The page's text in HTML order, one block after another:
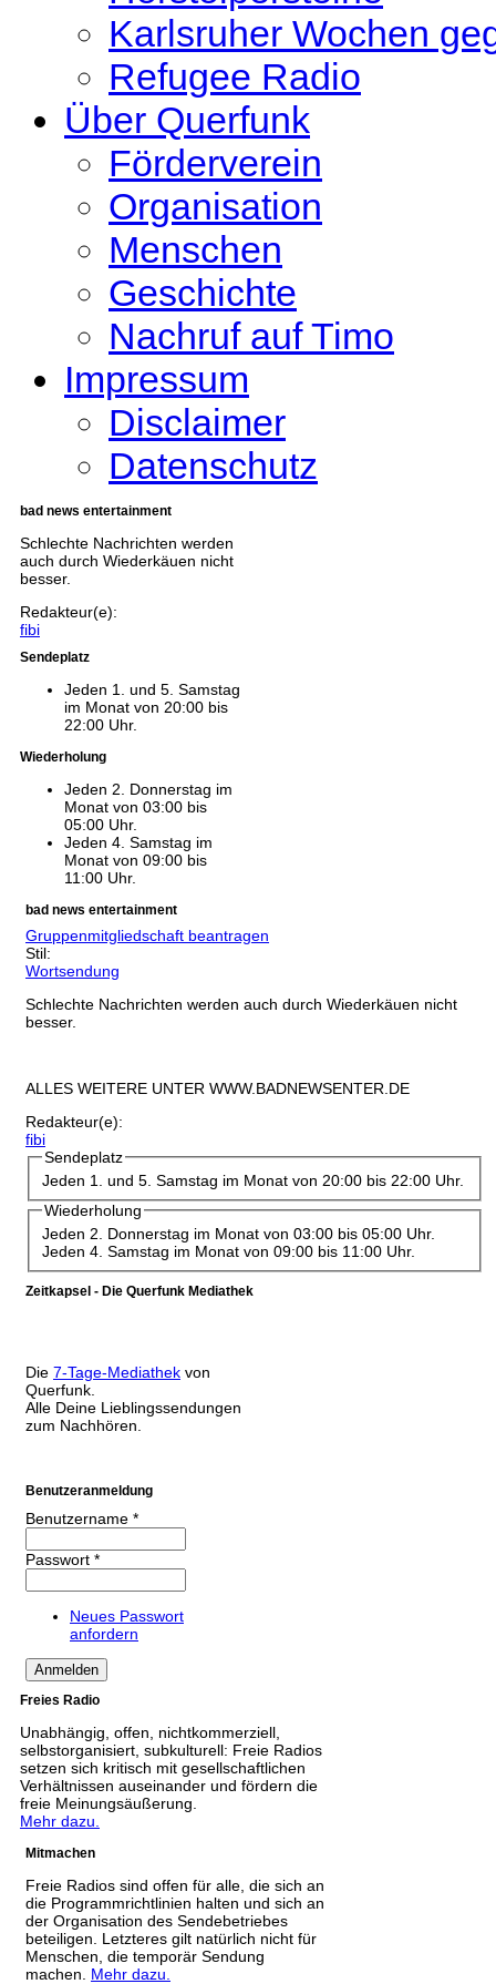
Karlsruher Wochen
Refugee Radio
Über Querfunk
Förderverein
Organisation
Menschen
Geschichte
Nachruf auf Timo
Impressum
Disclaimer
Datenschutz
bad news entertainment
Schlechte Nachrichten werden
auch durch Wiederkäuen nicht
besser.
Redakteur(e):
fibi
Sendeplatz
Jeden 1. und 5. Samstag
im Monat von 20:00 bis
22:00 Uhr.
Wiederholung
Jeden 2. Donnerstag im
Monat von 03:00 bis
05:00 Uhr.
Jeden 4. Samstag im
Monat von 09:00 bis
11:00 Uhr.
bad news entertainment
Gruppenmitgliedschaft beantragen
Stil:
Wortsendung
Schlechte Nachrichten werden auch durch Wiederkäuen nicht
besser.
ALLES WEITERE UNTER WWW.BADNEWSENTER.DE
Redakteur(e):
fibi
Sendeplatz
Jeden 1. und 5. Samstag im Monat von 20:00 bis 22:00 Uhr.
Wiederholung
Jeden 2. Donnerstag im Monat von 03:00 bis 05:00 Uhr.
Jeden 4. Samstag im Monat von 09:00 bis 11:00 Uhr.
Zeitkapsel - Die Querfunk Mediathek
Die 7-Tage-Mediathek von
Querfunk.
Alle Deine Lieblingssendungen
zum Nachhören.
Benutzeranmeldung
Benutzername *
Passwort *
Neues Passwort
anfordern
Freies Radio
Unabhängig, offen, nichtkommerziell,
selbstorganisiert, subkulturell: Freie Radios
setzen sich kritisch mit gesellschaftlichen
Verhältnissen auseinander und fördern die
freie Meinungsäußerung.
Mehr dazu.
Mitmachen
Freie Radios sind offen für alle, die sich an
die Programmrichtlinien halten und sich an
der Organisation des Sendebetriebes
beteiligen. Letzteres gilt natürlich nicht für
Menschen, die temporär Sendung
machen. Mehr dazu.